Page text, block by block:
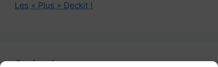
Les « Plus » Deckit !
Catégories